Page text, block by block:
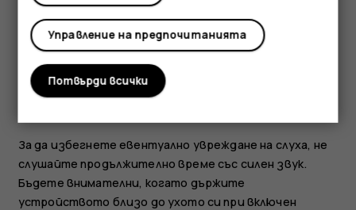
ПРЕДПАЗВАЙТЕ СЛУХА СИ
За да избегнете евентуално увреждане на слуха, не
слушайте продължително време със силен звук.
Бъдете внимателни, когато държите
устройството близо до ухото си при включен
Управление на предпочитанията
Потвърди всички